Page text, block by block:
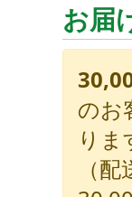
お届
のお
りま
（